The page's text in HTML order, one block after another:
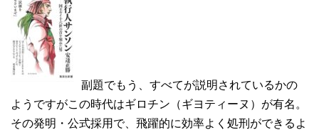
副題でもう、すべてが説明されているかの
ようですがこの時代はギロチン（ギヨティーヌ）が有名。
その発明・公式採用で、飛躍的に効率よく処刑ができるよ